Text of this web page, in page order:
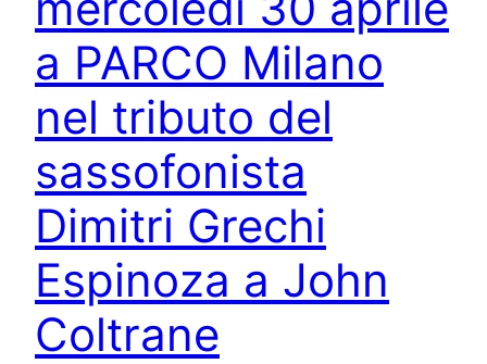
a PARCO Milano
nel tributo del
sassofonista
Dimitri Grechi
Espinoza a John
Coltrane